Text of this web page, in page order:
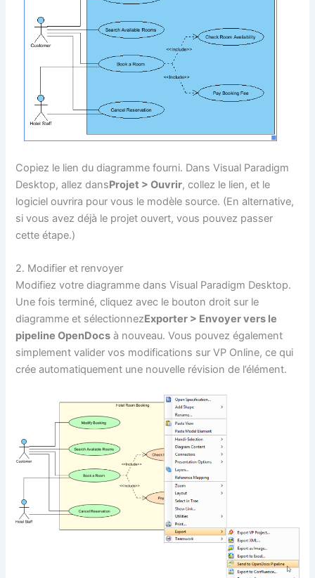
Copiez le lien du diagramme fourni. Dans Visual Paradigm
Desktop, allez dansProjet > Ouvrir, collez le lien, et le
logiciel ouvrira pour vous le modèle source. (En alternative,
si vous avez déjà le projet ouvert, vous pouvez passer
cette étape.)
2. Modifier et renvoyer
Modifiez votre diagramme dans Visual Paradigm Desktop.
Une fois terminé, cliquez avec le bouton droit sur le
diagramme et sélectionnezExporter > Envoyer vers le
pipeline OpenDocs à nouveau. Vous pouvez également
simplement valider vos modifications sur VP Online, ce qui
crée automatiquement une nouvelle révision de l’élément.